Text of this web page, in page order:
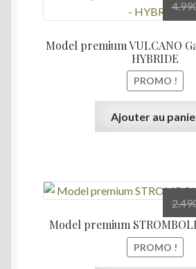
Model premium VULCANO
HYBRIDE
PROMO !
Ajouter au
Model premium
PROMO !